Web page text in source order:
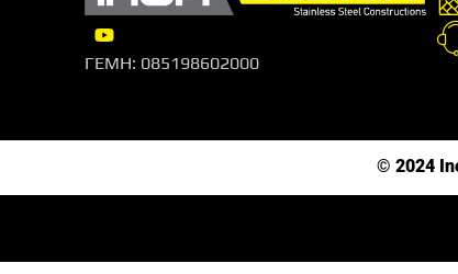
ΓΕΜΗ: 085198602000
© 2024